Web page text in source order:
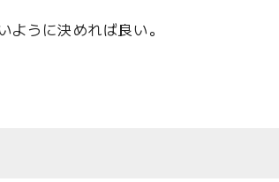
うに決めれば良い。